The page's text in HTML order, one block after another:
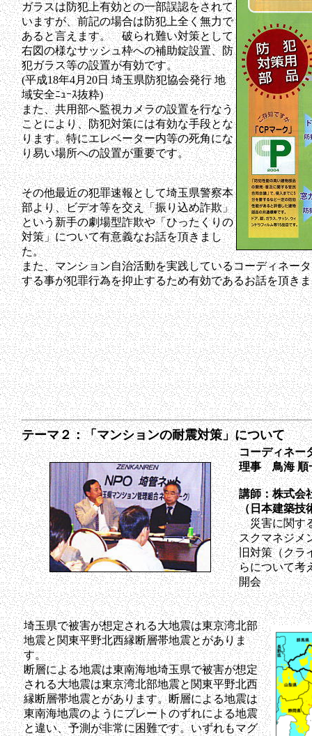
ガラスは防犯上有効との一部誤認をされて
いますが、前記の場合は防犯上全く無力で
あると言えます。 破られ難い対策として
右図の様なサッシュ枠への補助錠設置、防
犯ガラス等の設置が有効です。
(平成18年4月20日 埼玉県防犯協会発行 地
域安全ﾆｭｰｽ抜粋)
また、共用部へ監視カメラの設置を行なう
ことにより、防犯対策には有効な手段とな
ります。特にエレベーター内等の死角にな
り易い場所への設置が重要です。
その他最近の犯罪速報として埼玉県警察本
部より、ビデオ等を交え「振り込め詐欺」
という新手の劇場型詐欺や「ひったくりの
対策」について有意義なお話を頂きまし
た。
また、マンション自治活動を実践しているコーディネー
する事が犯罪行為を抑止するため有効であるお話を頂き
テーマ２：「マンションの耐震対策」について
コーディネー
理事 鳥海
講師：株式
（日本建築技
災害に関する
スクマネジメ
旧対策（クラ
らについて考
開会
埼玉県で被害が想定される大地震は東京湾北部
地震と関東平野北西縁断層帯地震とがありま
す。
断層による地震は東南海地埼玉県で被害が想定
される大地震は東京湾北部地震と関東平野北西
縁断層帯地震とがあります。断層による地震は
東南海地震のようにプレートのずれによる地震
と違い、予測が非常に困難です。いずれもマグ